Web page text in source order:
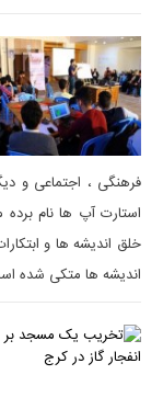
فرهنگی ، اجتماعی و
استارت آپ ها نام
خلق اندیشه ها و
اندیشه ها متکی شده